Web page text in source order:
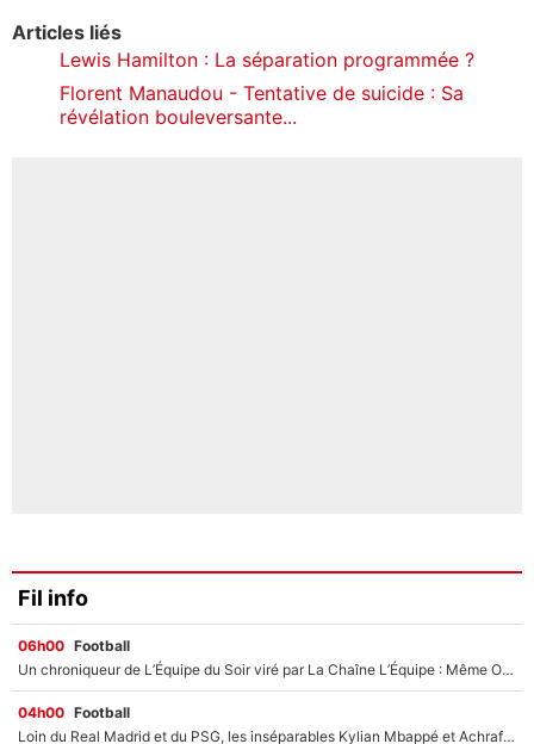
Articles liés
Lewis Hamilton : La séparation programmée ?
Florent Manaudou - Tentative de suicide : Sa
révélation bouleversante...
Fil info
06h00 Football
Un chroniqueur de L’Équipe du Soir viré par La Chaîne L’Équipe : Même Olivier Ménard n’avait pas pu empêcher son départ, «je l’ai appris sur Twitter, je l’ai vécu assez mal»
04h00 Football
Loin du Real Madrid et du PSG, les inséparables Kylian Mbappé et Achraf Hakimi changent d'équipe le temps d'une journée !